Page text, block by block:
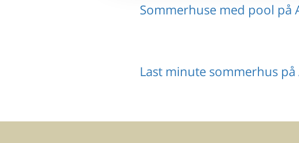
Sommerhuse med pool på
Last minute sommerhus på